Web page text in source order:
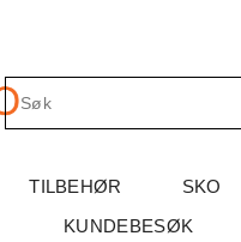
TILBEHØR SKO
KUNDEBESØK